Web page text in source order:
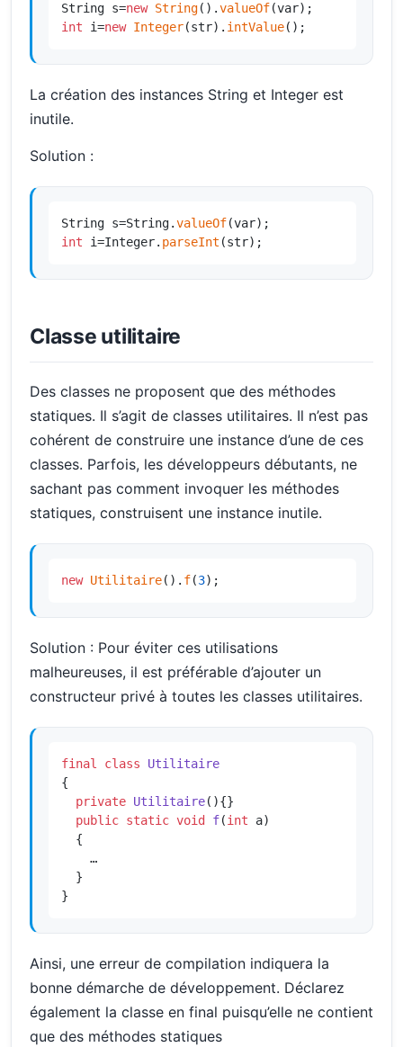
String s=new String().valueOf
int i=new Integer(str). intValue();
La création des instances String et Integer est
inutile.
Solution :
String s=String.valueOf
int i=Integer. parseInt (str);
Classe utilitaire
Des classes ne proposent que des méthodes
statiques. Il s’agit de classes utilitaires. Il n’est pas
cohérent de construire une instance d’une de ces
classes. Parfois, les développeurs débutants, ne
sachant pas comment invoquer les méthodes
statiques, construisent une instance inutile.
new Utilitaire(). f(3);
Solution : Pour éviter ces utilisations
malheureuses, il est préférable d’ajouter un
constructeur privé à toutes les classes utilitaires.
final class
Utilitaire
{
private Utilitaire(){}
public static void f(int a)
{
    …
  }
}
Ainsi, une erreur de compilation indiquera la
bonne démarche de développement. Déclarez
également la classe en final puisqu’elle ne contient
que des méthodes statiques